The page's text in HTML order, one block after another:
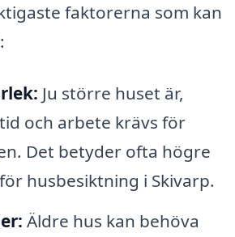
faktorerna som kan
Ju större huset är,
och arbete krävs för
Det betyder ofta högre
husbesiktning i Skivarp.
Äldre hus kan behöva